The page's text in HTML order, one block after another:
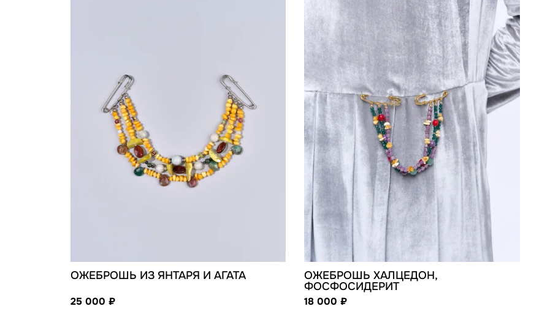
ОЖЕБРОШЬ ИЗ ЯНТАРЯ И АГАТА
25 000
ОЖЕБРОШЬ ХАЛЦЕДОН,
ФОСФОСИДЕРИТ
18 000